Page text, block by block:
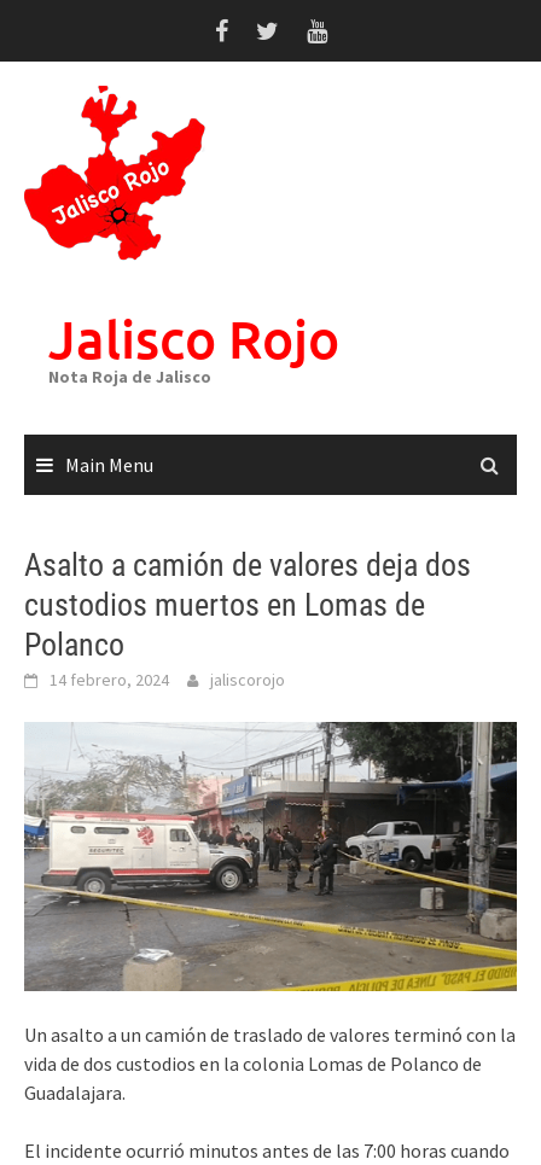
Jalisco Rojo
Nota Roja de Jalisco
Main Menu
Asalto a camión de valores deja dos
custodios muertos en Lomas de
Polanco
14 febrero, 2024 jaliscorojo
Un asalto a un camión de traslado de valores terminó con la
vida de dos custodios en la colonia Lomas de Polanco de
Guadalajara.
El incidente ocurrió minutos antes de las 7:00 horas cuando